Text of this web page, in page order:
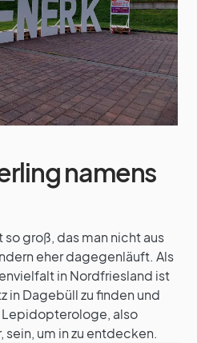
namens
groß, das man nicht aus
eher dagegenläuft. Als
in Nordfriesland ist
in Dagebüll zu finden und
Lepidopterologe, also
um in zu entdecken.